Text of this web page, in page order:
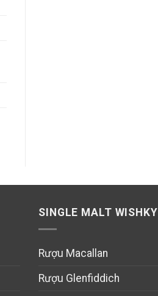
SINGLE MALT WISHKY
Rượu Macallan
Rượu Glenfiddich